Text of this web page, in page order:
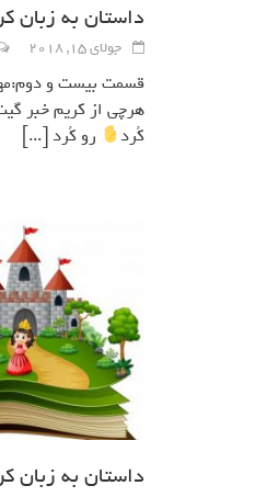
داستان به زبان
جولای 15, 2018
قسمت بيست و
هرچي از كريم خبر
كُرد
رو كُرد [...]
داستان به زبان